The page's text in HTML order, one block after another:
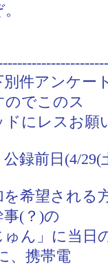
別件アンケー
のでこのス
ドにレスお願
公録前日(4/
を希望される
事(？)の
ゅん」に当
、携帯電